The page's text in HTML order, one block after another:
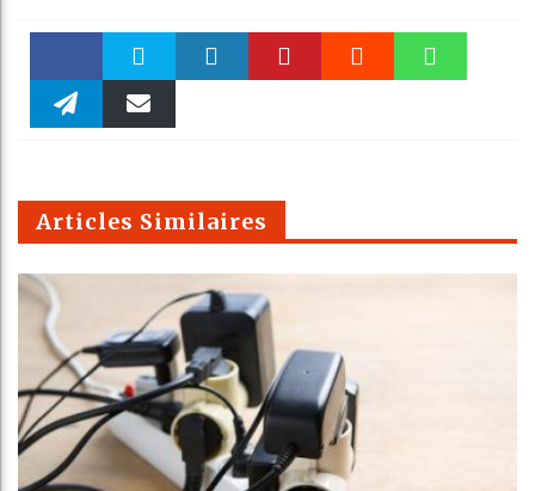
Faceboo Twitter
m
Articles Similaires